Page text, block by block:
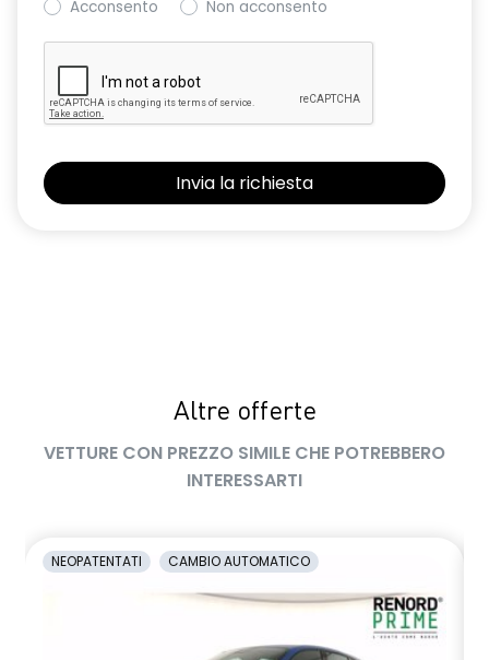
posti posteriori laterali
volante in TEP Soft Touch
Acconsento Non acconsento
Altre offerte
VETTURE CON PREZZO SIMILE CHE POTREBBERO
INTERESSARTI
NEOPATENTATI CAMBIO AUTOMATICO